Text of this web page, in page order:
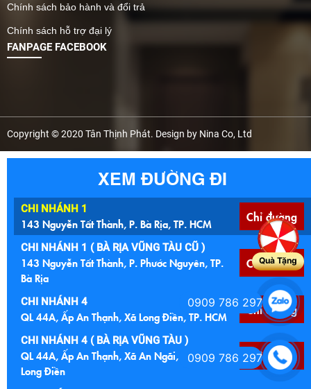
Chính sách bảo hành và đổi trả
Chính sách hỗ trợ đại lý
FANPAGE FACEBOOK
Copyright © 2020 Tân Thịnh Phát. Design by Nina Co, Ltd
XEM ĐƯỜNG ĐI
CHI NHÁNH 1
143 Nguyễn Tất Thành, P. Bà Rịa, TP. HCM Chỉ đường
CHI NHÁNH 1 ( BÀ RỊA VŨNG TÀU CŨ )
143 Nguyễn Tất Thành, P. Phước Nguyên, TP.
Bà Rịa
Chỉ đường
CHI NHÁNH 4
QL 44A, Ấp An Thạnh, Xã Long Điền, TP. HCM Chỉ đường
CHI NHÁNH 4 ( BÀ RỊA VŨNG TÀU )
QL 44A, Ấp An Thạnh, Xã An Ngãi, Huyện
Long Điền
Chỉ đường
Quà Tặng
0909 786 297
0909 786 297